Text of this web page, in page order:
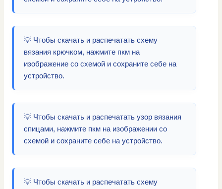
💡 Чтобы скачать и распечатать схему
вязания крючком, нажмите пкм на
изображение со схемой и сохраните себе на
устройство.
💡 Чтобы скачать и распечатать узор вязания
спицами, нажмите пкм на изображении со
схемой и сохраните себе на устройство.
💡 Чтобы скачать и распечатать схему